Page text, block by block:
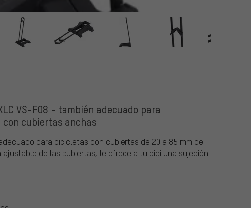
VS-F08 - también adecuado para
cubiertas anchas
para bicicletas con cubiertas de 20 a 85 mm de
ajustable de las cubiertas, le ofrece a tu bici una sujeción